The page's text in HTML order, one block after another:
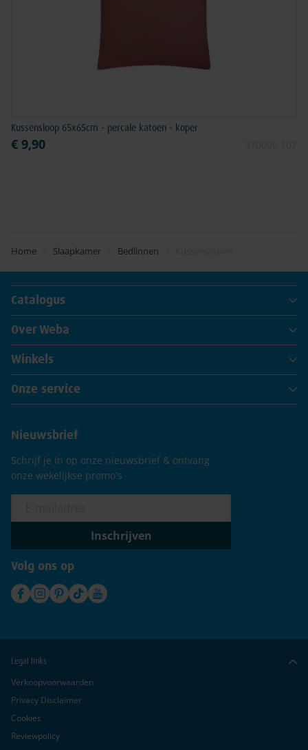
Home Slaapkamer Bedlinnen
Kussensloop 65x65cm - percale katoen - koper
€ 9,90
Catalogus
Over Weba
Winkels
Onze service
Nieuwsbrief
Schrijf je in op onze nieuwsbrief & ontvang
onze wekelijkse promo's
Inschrijven
Volg ons op
Legal links
Verkoopvoorwaarden
Privacy Disclaimer
Cookies
Reviewpolicy